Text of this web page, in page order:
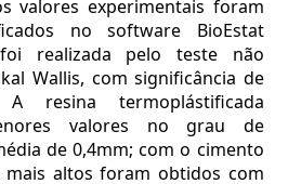
valores experimentais foram
no software BioEstat
realizada pelo teste não
Wallis, com significância de
A resina termoplástificada
valores no grau de
de 0,4mm; com o cimento
mais altos foram obtidos com